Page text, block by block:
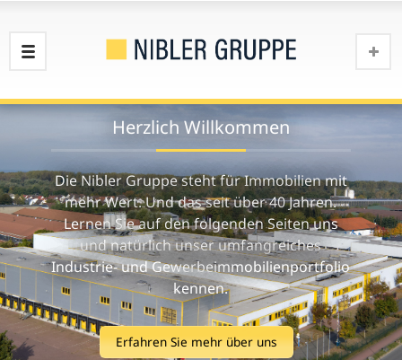
Herzlich Willkommen
Die Nibler Gruppe steht für Immobilien mit
mehr Wert. Und das seit über 40 Jahren.
Lernen Sie auf den folgenden Seiten uns
und natürlich unser umfangreiches
Industrie- und Gewerbeimmobilienportfolio
kennen.
Erfahren Sie mehr über uns